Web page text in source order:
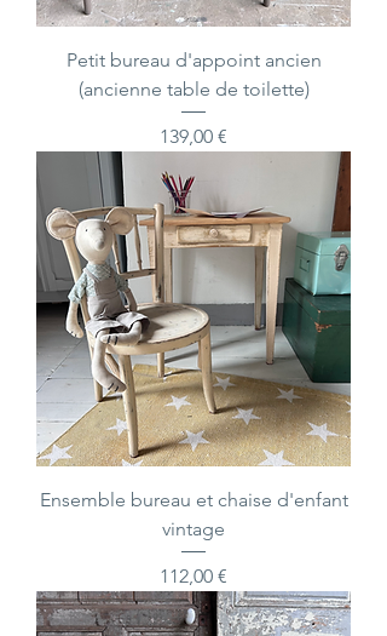
Petit bureau d'appoint ancien
(ancienne table de toilette)
Prix
139,00 €
Ensemble bureau et chaise d'enfant
vintage
Prix
112,00 €